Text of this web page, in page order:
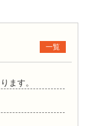
一覧
ます。